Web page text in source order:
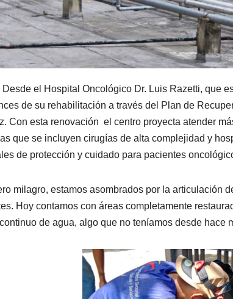
Desde el Hospital Oncológico Dr. Luis Razetti, que
de su rehabilitación a través del Plan de
Con esta renovación el centro proyecta atender
que se incluyen cirugías de alta complejidad y
de protección y cuidado para pacientes
milagro, estamos asombrados por la articulación
Hoy contamos con áreas completamente
de agua, algo que no teníamos desde hace